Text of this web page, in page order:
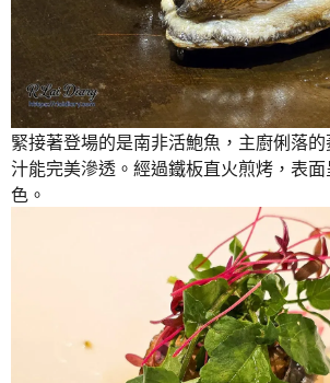
緊接著登場的是南非活鮑魚，主廚俐落
汁能完美滲透。經過鐵板直火煎烤，表
色。